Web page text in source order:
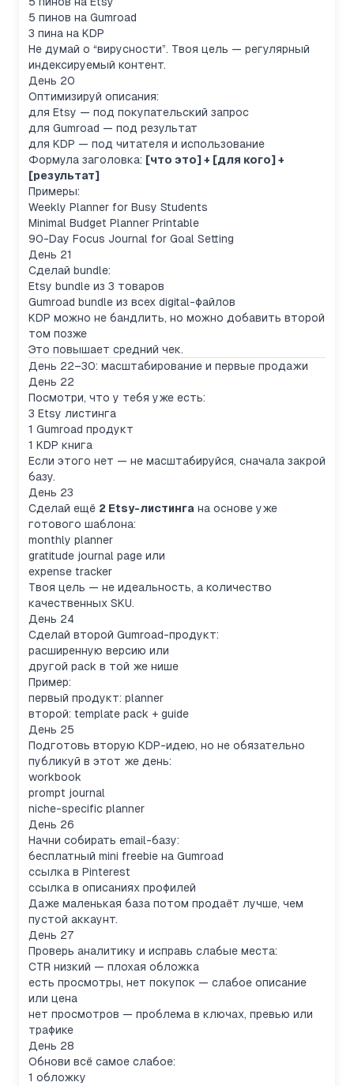
5 пинов на Gumroad
3 пина на KDP
Не думай о “вирусности”. Твоя цель — регулярный
индексируемый контент.
День 20
Оптимизируй описания:
для Etsy — под покупательский запрос
для Gumroad — под результат
для KDP — под читателя и использование
Формула заголовка: [что это] + [для кого] +
[результат]
Примеры:
Weekly Planner for Busy Students
Minimal Budget Planner Printable
90-Day Focus Journal for Goal Setting
День 21
Сделай bundle:
Etsy bundle из 3 товаров
Gumroad bundle из всех digital-файлов
KDP можно не бандлить, но можно добавить второй
том позже
Это повышает средний чек.
День 22–30: масштабирование и первые продажи
День 22
Посмотри, что у тебя уже есть:
3 Etsy листинга
1 Gumroad продукт
1 KDP книга
Если этого нет — не масштабируйся, сначала закрой
базу.
День 23
Сделай ещё 2 Etsy-листинга на основе уже
готового шаблона:
monthly planner
gratitude journal page или
expense tracker
Твоя цель — не идеальность, а количество
качественных SKU.
День 24
Сделай второй Gumroad-продукт:
расширенную версию или
другой pack в той же нише
Пример:
первый продукт: planner
второй: template pack + guide
День 25
Подготовь вторую KDP-идею, но не обязательно
публикуй в этот же день:
workbook
prompt journal
niche-specific planner
День 26
Начни собирать email-базу:
бесплатный mini freebie на Gumroad
ссылка в Pinterest
ссылка в описаниях профилей
Даже маленькая база потом продаёт лучше, чем
пустой аккаунт.
День 27
Проверь аналитику и исправь слабые места:
CTR низкий — плохая обложка
есть просмотры, нет покупок — слабое описание
или цена
нет просмотров — проблема в ключах, превью или
трафике
День 28
Обнови всё самое слабое:
1 обложку